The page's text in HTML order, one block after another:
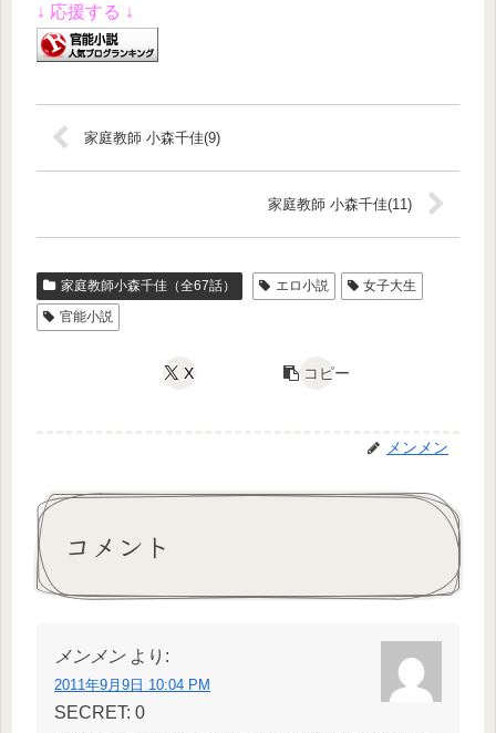
↓ 応援する ↓
家庭教師 小森千佳(9)
家庭教師 小森千佳(11)
家庭教師小森千佳（全67話） エロ小説
女子大生
官能小説
X コピー
メンメン
コメント
メンメン より:
2011年9月9日 10:04 PM
SECRET: 0